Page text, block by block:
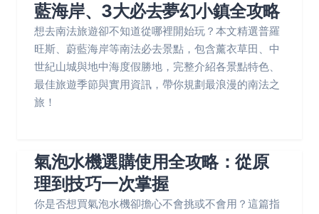
藍海岸、3大必去夢幻小鎮全攻略
想去南法旅遊卻不知道從哪裡開始玩？本文精選普羅
旺斯、蔚藍海岸等南法必去景點，包含薰衣草田、中
世紀山城與地中海度假勝地，完整介紹各景點特色、
最佳旅遊季節與實用資訊，帶你規劃最浪漫的南法之
旅！
氣泡水機選購使用全攻略：從原
理到技巧一次掌握
你是否想買氣泡水機卻擔心不會挑或不會用？這篇指